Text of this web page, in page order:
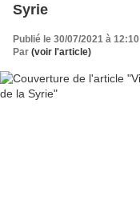
Syrie
Publié le 30/07/2021 à 12:10
Par (voir l'article)